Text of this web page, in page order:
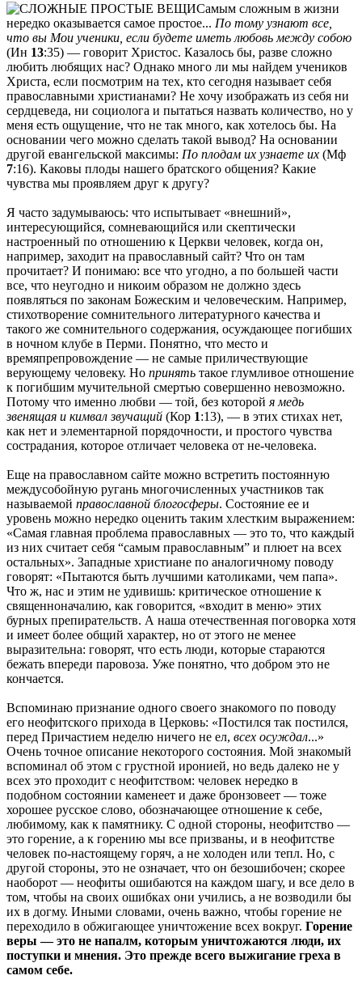
Самым сложным в жизни
нередко оказывается самое простое... По тому узнают все,
что вы Мои ученики, если будете иметь любовь между собою
(Ин 13:35) — говорит Христос. Казалось бы, разве сложно
любить любящих нас? Однако много ли мы найдем учеников
Христа, если посмотрим на тех, кто сегодня называет себя
православными христианами? Не хочу изображать из себя ни
сердцеведа, ни социолога и пытаться назвать количество, но у
меня есть ощущение, что не так много, как хотелось бы. На
основании чего можно сделать такой вывод? На основании
другой евангельской максимы: По плодам их узнаете их (Мф
7:16). Каковы плоды нашего братского общения? Какие
чувства мы проявляем друг к другу?
Я часто задумываюсь: что испытывает «внешний»,
интересующийся, сомневающийся или скептически
настроенный по отношению к Церкви человек, когда он,
например, заходит на православный сайт? Что он там
прочитает? И понимаю: все что угодно, а по большей части
все, что неугодно и никоим образом не должно здесь
появляться по законам Божеским и человеческим. Например,
стихотворение сомнительного литературного качества и
такого же сомнительного содержания, осуждающее погибших
в ночном клубе в Перми. Понятно, что место и
времяпрепровождение — не самые приличествующие
верующему человеку. Но принять такое глумливое отношение
к погибшим мучительной смертью совершенно невозможно.
Потому что именно любви — той, без которой я медь
звенящая и кимвал звучащий (Кор 1:13), — в этих стихах нет,
как нет и элементарной порядочности, и простого чувства
сострадания, которое отличает человека от не-человека.
Еще на православном сайте можно встретить постоянную
междусобойную ругань многочисленных участников так
называемой православной блогосферы. Состояние ее и
уровень можно нередко оценить таким хлестким выражением:
«Самая главная проблема православных — это то, что каждый
из них считает себя “самым православным” и плюет на всех
остальных». Западные христиане по аналогичному поводу
говорят: «Пытаются быть лучшими католиками, чем папа».
Что ж, нас и этим не удивишь: критическое отношение к
священноначалию, как говорится, «входит в меню» этих
бурных препирательств. А наша отечественная поговорка хотя
и имеет более общий характер, но от этого не менее
выразительна: говорят, что есть люди, которые стараются
бежать впереди паровоза. Уже понятно, что добром это не
кончается.
Вспоминаю признание одного своего знакомого по поводу
его неофитского прихода в Церковь: «Постился так постился,
перед Причастием неделю ничего не ел, всех осуждал...»
Очень точное описание некоторого состояния. Мой знакомый
вспоминал об этом с грустной иронией, но ведь далеко не у
всех это проходит с неофитством: человек нередко в
подобном состоянии каменеет и даже бронзовеет — тоже
хорошее русское слово, обозначающее отношение к себе,
любимому, как к памятнику. С одной стороны, неофитство —
это горение, а к горению мы все призваны, и в неофитстве
человек по-настоящему горяч, а не холоден или тепл. Но, с
другой стороны, это не означает, что он безошибочен; скорее
наоборот — неофиты ошибаются на каждом шагу, и все дело в
том, чтобы на своих ошибках они учились, а не возводили бы
их в догму. Иными словами, очень важно, чтобы горение не
переходило в обжигающее уничтожение всех вокруг. Горение
веры — это не напалм, которым уничтожаются люди, их
поступки и мнения. Это прежде всего выжигание греха в
самом себе.